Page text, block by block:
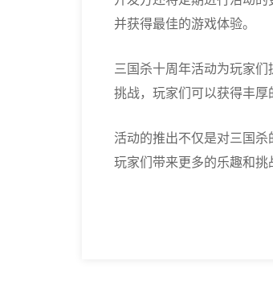
并获得最佳的游戏体验。
三国杀十周年活动为玩家
挑战，玩家们可以获得丰厚
活动的推出不仅是对三国
玩家们带来更多的乐趣和挑